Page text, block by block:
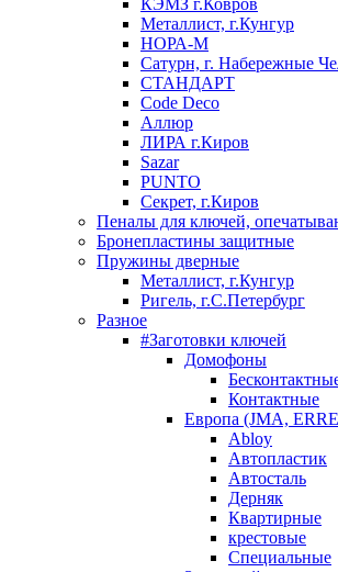
КЭМЗ г.Ковров
Металлист, г.Кунгур
НОРА-М
Сатурн, г. Набережные
СТАНДАРТ
Code Deco
Аллюр
ЛИРА г.Киров
Sazar
PUNTO
Секрет, г.Киров
Пеналы для ключей,
Бронепластины защитные
Пружины дверные
Металлист, г.Кунгур
Ригель, г.С.Петербург
Разное
#Заготовки ключей
Домофоны
Контактные
Европа (JMA,
Abloy
Автопластик
Автосталь
Дерняк
Квартирные
крестовые
Специальные